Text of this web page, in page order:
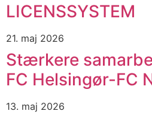
LICENSSYSTEM
21. maj 2026
Stærkere
FC Helsingør-FC
13. maj 2026